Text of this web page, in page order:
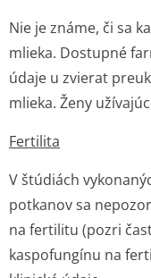
Nie je známe, či sa
mlieka. Dostupné
údaje u zvierat
mlieka. Ženy
Fertilita
V štúdiách
potkanov sa
na fertilitu (pozri
kaspofungínu na